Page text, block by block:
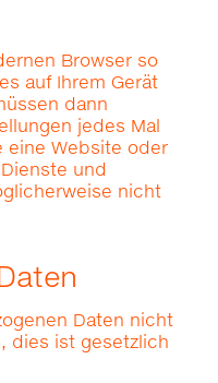
Browser so
auf Ihrem Gerät
dann
jedes Mal
eine Website oder
und
nicht
Daten nicht
dies ist gesetzlich